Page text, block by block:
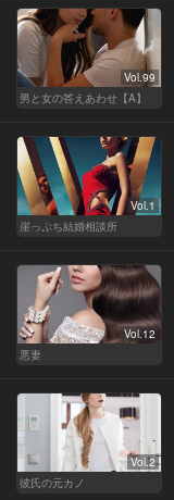
Vol.99
男と女の答えあわせ【A】
Vol.1
崖っぷち結婚相談所
Vol.12
悪妻
Vol.2
彼氏の元カノ